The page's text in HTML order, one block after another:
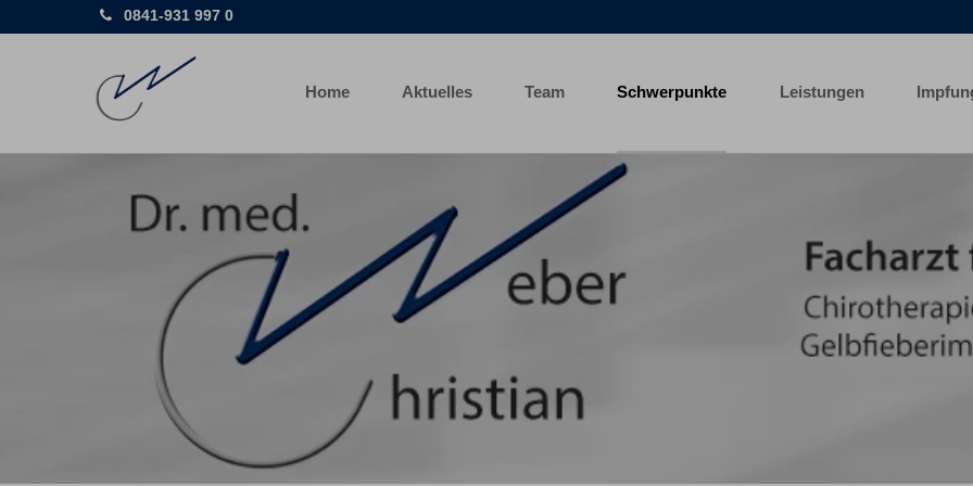
0841-931 997 0
Home Aktuelles Team Schwerpunkte Leistungen